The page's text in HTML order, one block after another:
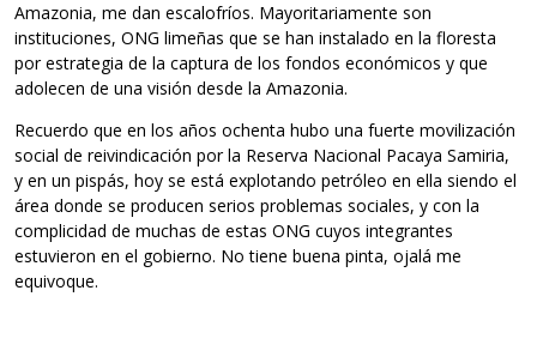
Amazonia, me dan escalofríos. Mayoritariamente son
instituciones, ONG limeñas que se han instalado en la floresta
por estrategia de la captura de los fondos económicos y que
adolecen de una visión desde la Amazonia.
Recuerdo que en los años ochenta hubo una fuerte movilización
social de reivindicación por la Reserva Nacional Pacaya Samiria,
y en un pispás, hoy se está explotando petróleo en ella siendo el
área donde se producen serios problemas sociales, y con la
complicidad de muchas de estas ONG cuyos integrantes
estuvieron en el gobierno. No tiene buena pinta, ojalá me
equivoque.